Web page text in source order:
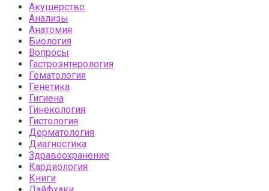
Акушерство
Анализы
Анатомия
Биология
Вопросы
Гастроэнтерология
Гематология
Генетика
Гигиена
Гинекология
Гистология
Дерматология
Диагностика
Здравоохранение
Кардиология
Книги